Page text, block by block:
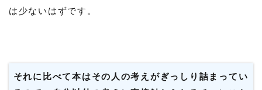
は少ないはずです。
それに比べて本はその人の考えがぎっしり詰まってい